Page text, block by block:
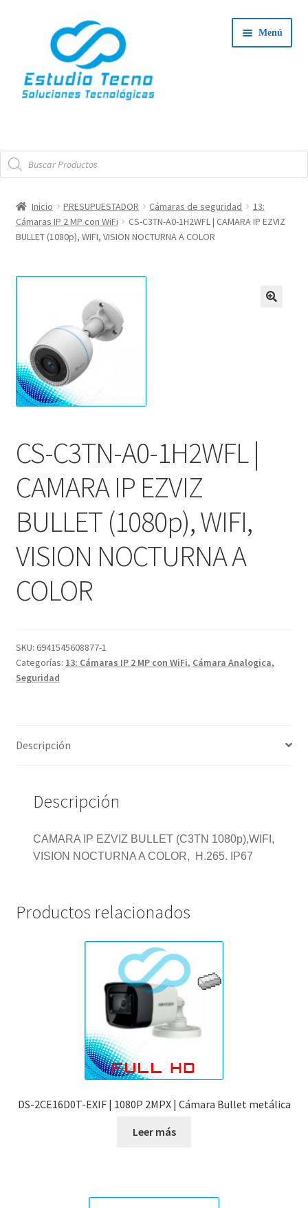
navegación
contenido
Menú
Tienda
menú
Servicio Técnico
Búsqueda
de
productos
Inicio PRESUPUESTADOR Cámaras de seguridad
13:
Cámaras IP 2 MP con WiFi
CS-C3TN-A0-1H2WFL | CAMARA IP EZVIZ
BULLET (1080p), WIFI, VISION NOCTURNA A COLOR
CS-C3TN-A0-1H2WFL |
CAMARA IP EZVIZ
BULLET (1080p), WIFI,
VISION NOCTURNA A
COLOR
SKU: 6941545608877-1
Categorías: 13: Cámaras IP 2 MP con WiFi, Cámara Analogica,
Seguridad
Descripción
Descripción
CAMARA IP EZVIZ BULLET (C3TN 1080p),WIFI,
VISION NOCTURNA A COLOR, H.265. IP67
Productos relacionados
DS-2CE16D0T-EXIF | 1080P 2MPX | Cámara Bullet metálica
Leer más